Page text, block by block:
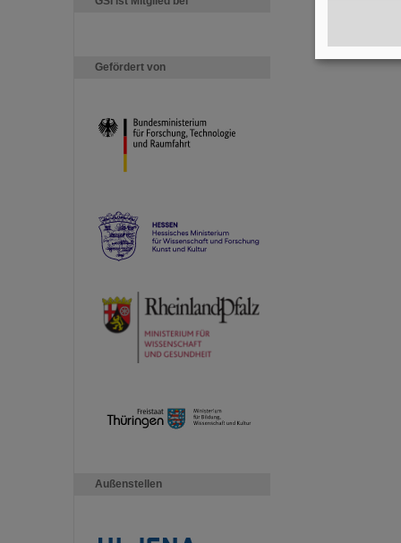
Gefördert von
Außenstellen